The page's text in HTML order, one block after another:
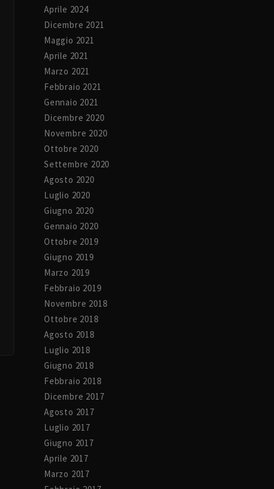
Aprile 2024
Dicembre 2021
Maggio 2021
Aprile 2021
Marzo 2021
Febbraio 2021
Gennaio 2021
Dicembre 2020
Novembre 2020
Ottobre 2020
Settembre 2020
Agosto 2020
Luglio 2020
Giugno 2020
Gennaio 2020
Ottobre 2019
Giugno 2019
Marzo 2019
Febbraio 2019
Novembre 2018
Ottobre 2018
Agosto 2018
Luglio 2018
Giugno 2018
Febbraio 2018
Dicembre 2017
Agosto 2017
Luglio 2017
Giugno 2017
Aprile 2017
Marzo 2017